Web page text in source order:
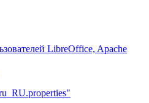
LibreOffice, Apache